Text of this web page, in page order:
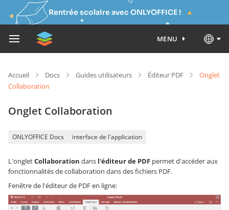
Rentrée scolaire avec ONLYOFFICE !
MENU
Accueil Docs Guides utilisateurs Éditeur PDF
Onglet
Collaboration
Onglet Collaboration
ONLYOFFICE Docs interface de l'application
L'ongletCollaboration dans l'éditeur de PDF permet d'accéder aux
fonctionnalités de collaboration dans des fichiers PDF.
Fenêtre de l'éditeur de PDF en ligne: